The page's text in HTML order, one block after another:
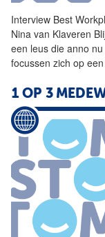
Interview Best
Nina van Klaveren
een leus die anno
focussen zich op een
1 OP 3